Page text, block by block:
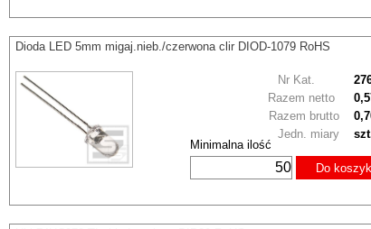
Dioda LED 5mm migaj.nieb./czerwona clir DIOD-1079 RoHS
Minimalna ilość
Nr Kat.
Razem brutto
Razem netto
Jedn. miary
Do